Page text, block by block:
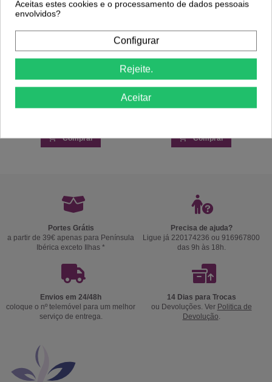
Comprar Comprar
Portes Grátis
a partir de 39€ apenas para Península
Ibérica exceto Ilhas *
Precisa de ajuda?
Ligue já 220174236 ou 916967800
das 9h às 18h.
Envios em 24/48h
coloque o nº telemóvel para um melhor
serviço de entrega.
14 Dias para Trocas
ou Devoluções. Ver Politica de
Devolução.
Aceitas estes cookies e o processamento de dados pessoais
envolvidos?
Configurar
Rejeite.
Aceitar